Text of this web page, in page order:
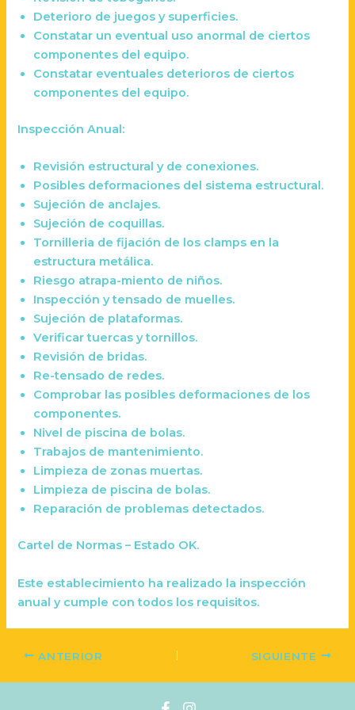
Deterioro de juegos y superficies.
Constatar un eventual uso anormal de ciertos
componentes del equipo.
Constatar eventuales deterioros de ciertos
componentes del equipo.
Inspección Anual:
Revisión estructural y de conexiones.
Posibles deformaciones del sistema estructural.
Sujeción de anclajes.
Sujeción de coquillas.
Tornilleria de fijación de los clamps en la
estructura metálica.
Riesgo atrapa-miento de niños.
Inspección y tensado de muelles.
Sujeción de plataformas.
Verificar tuercas y tornillos.
Revisión de bridas.
Re-tensado de redes.
Comprobar las posibles deformaciones de los
componentes.
Nivel de piscina de bolas.
Trabajos de mantenimiento.
Limpieza de zonas muertas.
Limpieza de piscina de bolas.
Reparación de problemas detectados.
Cartel de Normas – Estado OK.
Este establecimiento ha realizado la inspección
anual y cumple con todos los requisitos.
ANTERIOR SIGUIENTE